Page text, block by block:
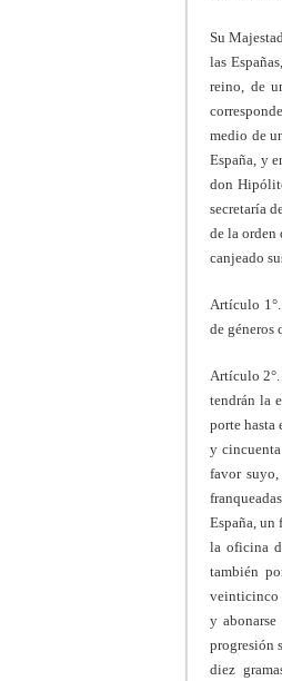
Su
las
reino, de
medio de
España, y
don
secretaría
de la orden
canjeado
Artículo
de géneros
Artículo 2°.
tendrán la
porte hasta
y
favor
España, un
la oficina
también
veinticinco
y
progresión
diez